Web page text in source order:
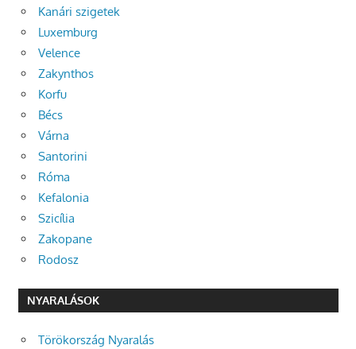
Kanári szigetek
Luxemburg
Velence
Zakynthos
Korfu
Bécs
Várna
Santorini
Róma
Kefalonia
Szicília
Zakopane
Rodosz
NYARALÁSOK
Törökország Nyaralás